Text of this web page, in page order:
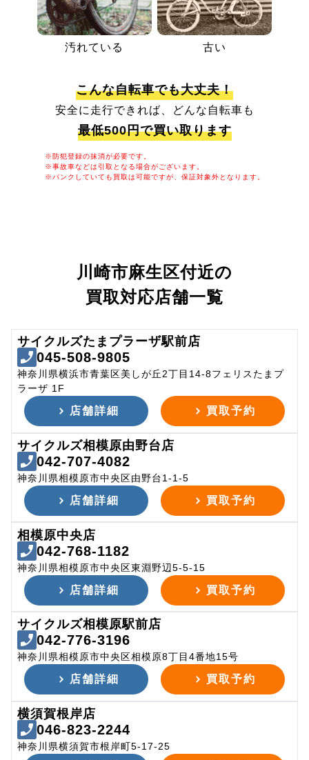
汚れている 古い
こんな自転車でも大丈夫！
安全に走行できれば、どんな自転車も
最低500円で買い取ります
※防犯登録の抹消が必要です。
※事故車などは引取となる場合がございます。
※パンクしていても買取は可能ですが、保証対象外となります。
川崎市麻生区付近の
買取対応店舗一覧
サイクルズたまプラーザ駅前店
045-508-9805
神奈川県横浜市青葉区美しが丘2丁目14-8フェリスたまプ
ラーザ 1F
店舗詳細 買取予約
サイクルズ相模原由野台店
042-707-4082
神奈川県相模原市中央区由野台1-1-5
店舗詳細 買取予約
相模原中央店
042-768-1182
神奈川県相模原市中央区東淵野辺5-5-15
店舗詳細 買取予約
サイクルズ相模原駅前店
042-776-3196
神奈川県相模原市中央区相模原8丁目4番地15号
店舗詳細 買取予約
横須賀根岸店
046-823-2244
神奈川県横須賀市根岸町5-17-25